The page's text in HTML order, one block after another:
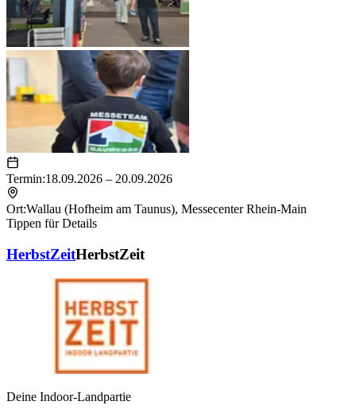
Termin:18.09.2026 – 20.09.2026
Ort:Wallau (Hofheim am Taunus), Messecenter Rhein-Main
Tippen für Details
HerbstZeitHerbstZeit
Deine Indoor-Landpartie